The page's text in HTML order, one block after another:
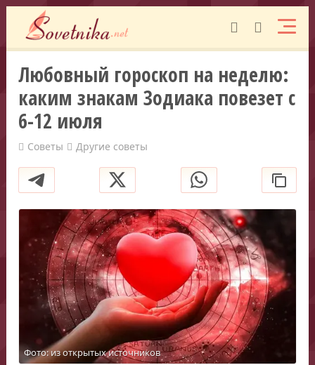
Любовный гороскоп на неделю:
каким знакам Зодиака повезет с
6-12 июля
Советы Другие советы
Фото: из открытых источников